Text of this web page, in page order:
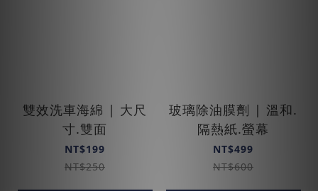
雙效洗車海綿 | 大尺
寸.雙面
NT$199
NT$250
玻璃除油膜劑 | 溫和.
隔熱紙.螢幕
NT$499
NT$600